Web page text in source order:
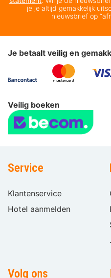
je je altijd gemakkelijk
nieuwsbrief op
Je betaalt veilig en
Veilig boeken
Service
Klantenservice
Hotel aanmelden
Volg ons